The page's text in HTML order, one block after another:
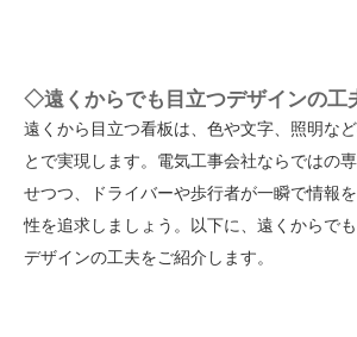
◇遠くからでも目立つデザインの工
遠くから目立つ看板は、色や文字、照明な
とで実現します。電気工事会社ならではの
せつつ、ドライバーや歩行者が一瞬で情報
性を追求しましょう。以下に、遠くからで
デザインの工夫をご紹介します。